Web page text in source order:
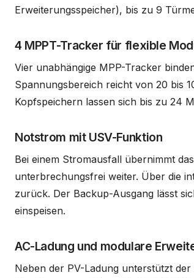
Erweiterungsspeicher), bis zu 9
4 MPPT-Tracker für flexible
Vier unabhängige MPP-Tracker
Spannungsbereich reicht von 20 bis
Kopfspeichern lassen sich bis zu 24
Notstrom mit USV-Funktion
Bei einem Stromausfall übernimmt
unterbrechungsfrei weiter. Über die
zurück. Der Backup-Ausgang lässt
einspeisen.
AC-Ladung und modulare
Neben der PV-Ladung unterstützt